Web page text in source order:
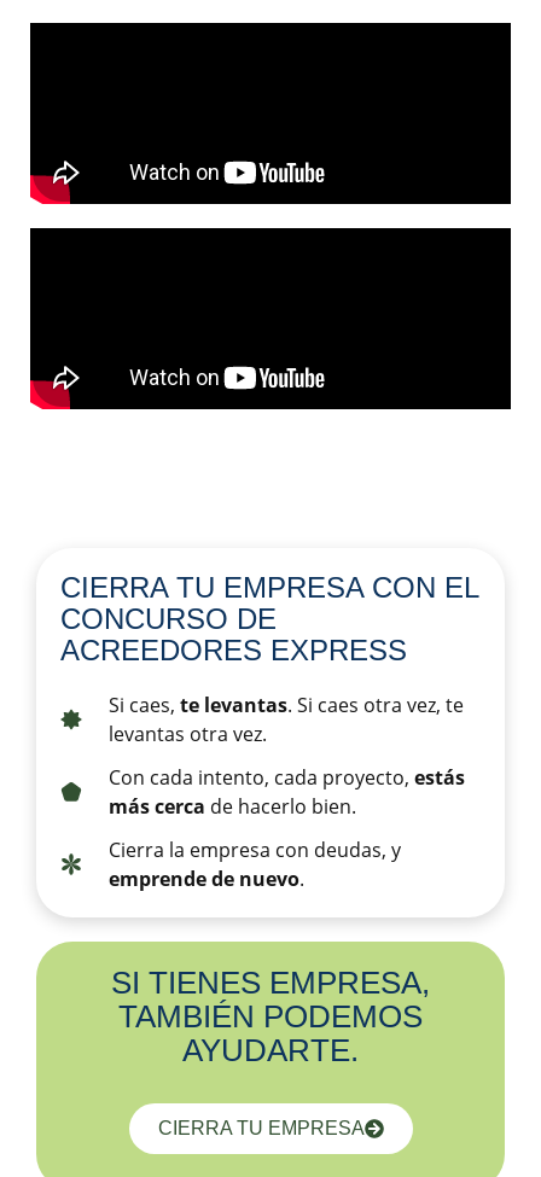
CIERRA TU EMPRESA CON EL
CONCURSO DE
ACREEDORES EXPRESS
Si caes, te levantas. Si caes otra vez, te
levantas otra vez.
Con cada intento, cada proyecto, estás
más cerca de hacerlo bien.
Cierra la empresa con deudas, y
emprende de nuevo.
SI TIENES EMPRESA,
TAMBIÉN PODEMOS
AYUDARTE.
CIERRA TU EMPRESA